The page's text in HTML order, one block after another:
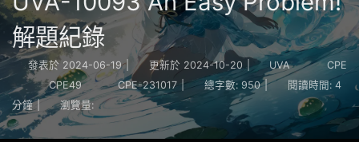
解題紀錄
發表於 2024-06-19 | 更新於 2024-10-20 UVA
CPE
CPE49
CPE-231017 總字數: 950 | 閱讀時間: 4
分鐘
瀏覽量: